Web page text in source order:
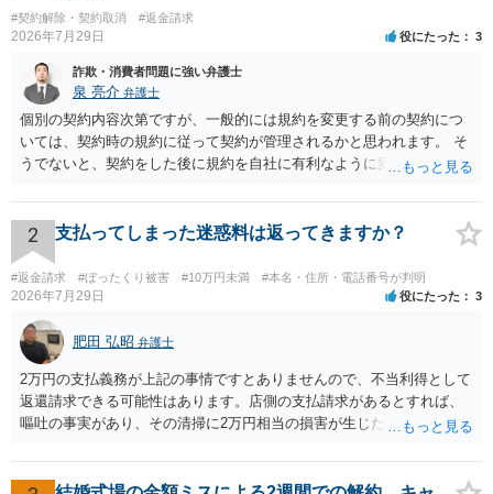
#契約解除・契約取消 #返金請求
2026年7月29日 役にたった 3
詐欺・消費者問題に強い弁護士
泉 亮介 弁護士
個別の契約内容次第ですが、一般的には規約を変更する前の契約につ
いては、契約時の規約に従って契約が管理されるかと思われます。 そ
うでないと、契約をした後に規約を自社に有利なように変更し、それ
る場合があるかと思われます。
2 支払ってしまった迷惑料は返ってきますか？
#返金請求 #ぼったくり被害 #10万円未満 #本名・住所・電話番号が判明
2026年7月29日 役にたった 3
肥田 弘昭 弁護士
2万円の支払義務が上記の事情ですとありませんので、不当利得として
返還請求できる可能性はあります。店側の支払請求があるとすれば、
嘔吐の事実があり、その清掃に2万円相当の損害が生じた場合です。ご